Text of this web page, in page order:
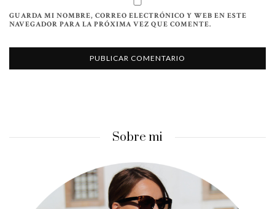
GUARDA MI NOMBRE, CORREO ELECTRÓNICO Y WEB EN ESTE
NAVEGADOR PARA LA PRÓXIMA VEZ QUE COMENTE.
Sobre mi